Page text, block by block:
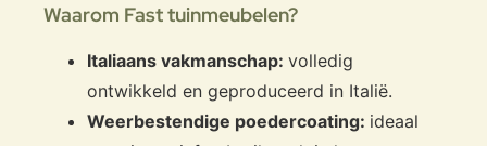
Waarom Fast tuinmeubelen?
Italiaans vakmanschap: volledig
ontwikkeld en geproduceerd in Italië.
Weerbestendige poedercoating: ideaal